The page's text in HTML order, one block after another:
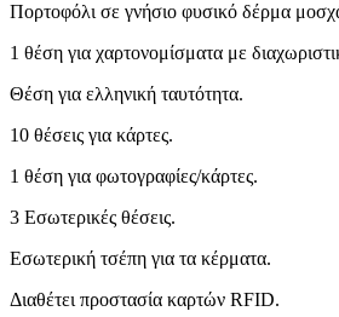
Πορτοφόλι σε γνήσιο φυσικό δέρμα
1 θέση για χαρτονομίσματα με
Θέση για ελληνική ταυτότητα.
10 θέσεις για κάρτες.
1 θέση για φωτογραφίες/κάρτες.
3 Εσωτερικές θέσεις.
Εσωτερική τσέπη για τα κέρματα.
Διαθέτει προστασία καρτών RFID.